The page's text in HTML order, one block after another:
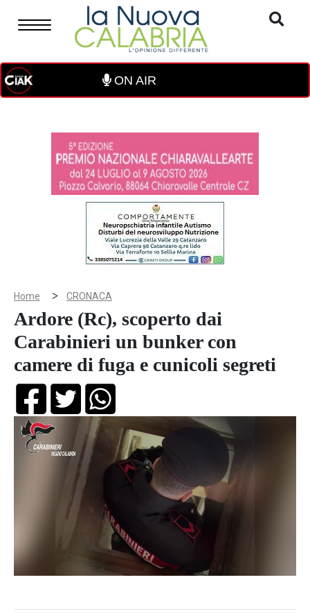
ON AIR
Home > CRONACA
Ardore (Rc), scoperto dai
Carabinieri un bunker con
camere di fuga e cunicoli segreti